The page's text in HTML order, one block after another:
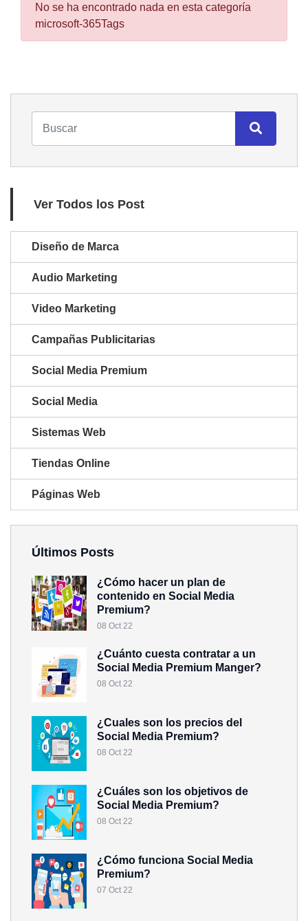
No se ha encontrado nada en esta categoría
microsoft-365Tags
Ver Todos los Post
Diseño de Marca
Audio Marketing
Video Marketing
Campañas Publicitarias
Social Media Premium
Social Media
Sistemas Web
Tiendas Online
Páginas Web
Últimos Posts
¿Cómo hacer un plan de
contenido en Social Media
Premium?
08 Oct 22
¿Cuánto cuesta contratar a un
Social Media Premium Manger?
08 Oct 22
¿Cuales son los precios del
Social Media Premium?
08 Oct 22
¿Cuáles son los objetivos de
Social Media Premium?
08 Oct 22
¿Cómo funciona Social Media
Premium?
07 Oct 22